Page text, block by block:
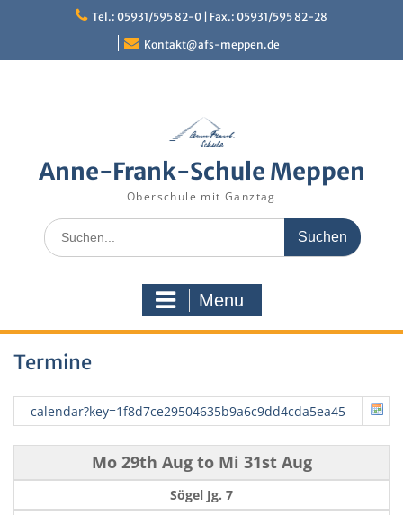
Tel.: 05931/595 82-0 | Fax.: 05931/595 82-28
Kontakt@afs-meppen.de
Anne-Frank-Schule Meppen
Oberschule mit Ganztag
Search
for:
Menu
Termine
calendar?key=1f8d7ce29504635b9a6c9dd4cda5ea45
Mo 29th Augto Mi 31st Aug
Sögel Jg. 7